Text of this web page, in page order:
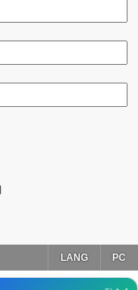
PC
LANG
00:18
00:19